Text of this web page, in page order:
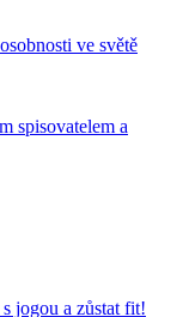
ve světě
spisovatelem a